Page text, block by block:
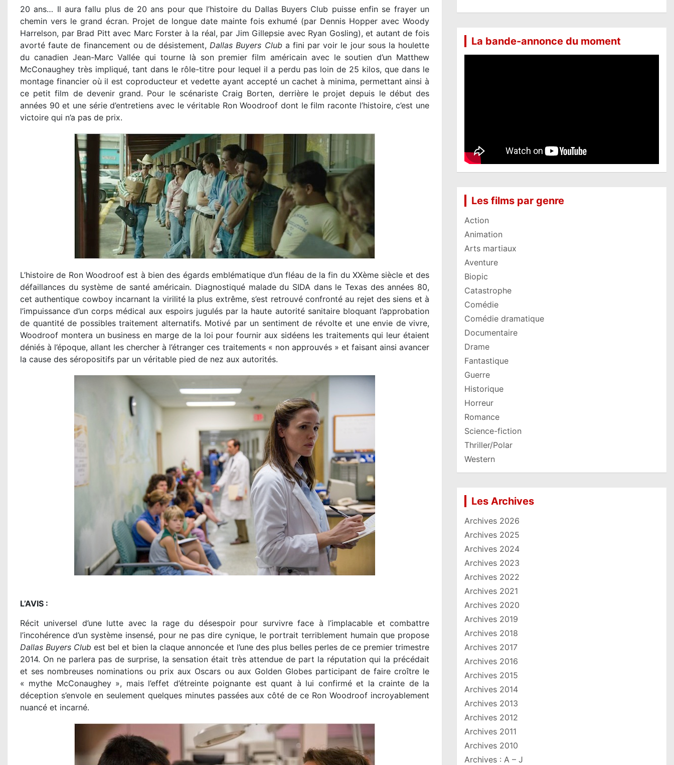
20 ans… Il aura fallu plus de 20 ans pour que l’histoire du Dallas Buyers Club puisse enfin se frayer un
chemin vers le grand écran. Projet de longue date mainte fois exhumé (par Dennis Hopper avec Woody
Harrelson, par Brad Pitt avec Marc Forster à la réal, par Jim Gillepsie avec Ryan Gosling), et autant de fois
avorté faute de financement ou de désistement,Dallas Buyers Cluba fini par voir le jour sous la houlette
du canadien Jean-Marc Vallée qui tourne là son premier film américain avec le soutien d’un Matthew
McConaughey très impliqué, tant dans le rôle-titre pour lequel il a perdu pas loin de 25 kilos, que dans le
montage financier où il est coproducteur et vedette ayant accepté un cachet à minima, permettant ainsi à
ce petit film de devenir grand. Pour le scénariste Craig Borten, derrière le projet depuis le début des
années 90 et une série d’entretiens avec le véritable Ron Woodroof dont le film raconte l’histoire, c’est une
victoire qui n’a pas de prix.
L’histoire de Ron Woodroof est à bien des égards emblématique d’un fléau de la fin du XXème siècle et des
défaillances du système de santé américain. Diagnostiqué malade du SIDA dans le Texas des années 80,
cet authentique cowboy incarnant la virilité la plus extrême, s’est retrouvé confronté au rejet des siens et à
l’impuissance d’un corps médical aux espoirs jugulés par la haute autorité sanitaire bloquant l’approbation
de quantité de possibles traitement alternatifs. Motivé par un sentiment de révolte et une envie de vivre,
Woodroof montera un business en marge de la loi pour fournir aux sidéens les traitements qui leur étaient
déniés à l’époque, allant les chercher à l’étranger ces traitements « non approuvés » et faisant ainsi avancer
la cause des séropositifs par un véritable pied de nez aux autorités.
L’AVIS :
Récit universel d’une lutte avec la rage du désespoir pour survivre face à l’implacable et combattre
l’incohérence d’un système insensé, pour ne pas dire cynique, le portrait terriblement humain que propose
Dallas Buyers Club est bel et bien la claque annoncée et l’une des plus belles perles de ce premier trimestre
2014. On ne parlera pas de surprise, la sensation était très attendue de part la réputation qui la précédait
et ses nombreuses nominations ou prix aux Oscars ou aux Golden Globes participant de faire croître le
« mythe McConaughey », mais l’effet d’étreinte poignante est quant à lui confirmé et la crainte de la
déception s’envole en seulement quelques minutes passées aux côté de ce Ron Woodroof incroyablement
nuancé et incarné.
La bande-annonce du moment
Les films par genre
Action
Animation
Arts martiaux
Aventure
Biopic
Catastrophe
Comédie
Comédie dramatique
Documentaire
Drame
Fantastique
Guerre
Historique
Horreur
Romance
Science-fiction
Thriller/Polar
Western
Les Archives
Archives 2026
Archives 2025
Archives 2024
Archives 2023
Archives 2022
Archives 2021
Archives 2020
Archives 2019
Archives 2018
Archives 2017
Archives 2016
Archives 2015
Archives 2014
Archives 2013
Archives 2012
Archives 2011
Archives 2010
Archives : A – J